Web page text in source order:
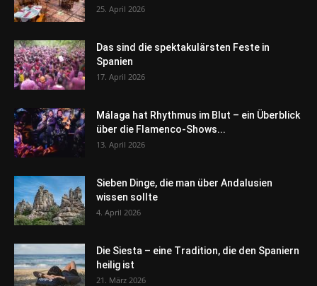
25. April 2026
Das sind die spektakulärsten Feste in
Spanien
17. April 2026
Málaga hat Rhythmus im Blut – ein Überblick
über die Flamenco-Shows...
13. April 2026
Sieben Dinge, die man über Andalusien
wissen sollte
4. April 2026
Die Siesta – eine Tradition, die den Spaniern
heilig ist
21. März 2026